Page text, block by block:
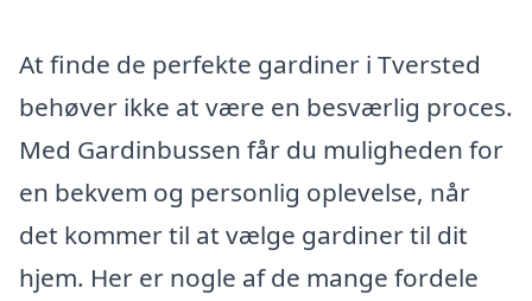
At finde de perfekte gardiner i Tversted
behøver ikke at være en besværlig proces.
Med Gardinbussen får du muligheden for
en bekvem og personlig oplevelse, når
det kommer til at vælge gardiner til dit
hjem. Her er nogle af de mange fordele